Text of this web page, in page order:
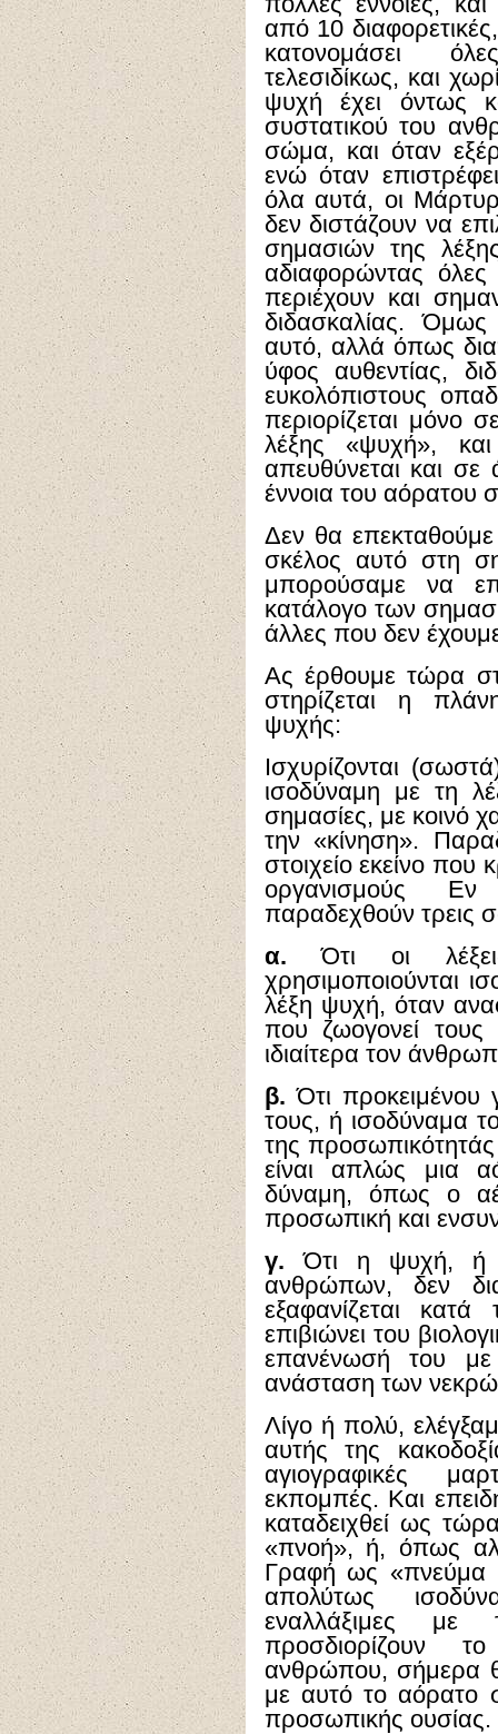
από 10
κατονομάσει
τελεσιδίκως, και
ψυχή έχει όντως
συστατικού του
σώμα, και όταν
ενώ όταν
όλα αυτά, οι
δεν διστάζουν να
σημασιών της
αδιαφορώντας
περιέχουν και
διδασκαλίας.
αυτό, αλλά όπως
ύφος αυθεντίας,
ευκολόπιστους
περιορίζεται μόνο
λέξης «ψυχή»,
απευθύνεται και
έννοια του αόρατου
Δεν θα
σκέλος αυτό στη
μπορούσαμε να
κατάλογο των
άλλες που δεν
Ας έρθουμε τώρα
στηρίζεται η
ψυχής:
Ισχυρίζονται
ισοδύναμη με τη
σημασίες, με κοινό
την «κίνηση».
στοιχείο εκείνο
οργανισμούς
παραδεχθούν τρεις
α. Ότι οι
χρησιμοποιούνται
λέξη ψυχή, όταν
που ζωογονεί τους
ιδιαίτερα τον
β. Ότι
τους, ή ισοδύναμα
της
είναι απλώς μια
δύναμη, όπως ο
προσωπική και
γ. Ότι η ψυχή, ή
ανθρώπων, δεν
εξαφανίζεται
επιβιώνει του
επανένωσή του
ανάσταση των
Λίγο ή πολύ,
αυτής της
αγιογραφικές
εκπομπές. Και
καταδειχθεί ως
«πνοή», ή, όπως
Γραφή ως «πνεύμα
απολύτως
εναλλάξιμες
προσδιορίζουν
ανθρώπου, σήμερα
με αυτό το αόρατο
προσωπικής ουσίας.